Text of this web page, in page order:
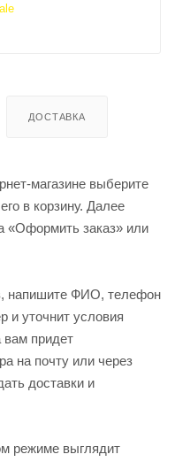
ДОСТАВКА
магазине выберите
в корзину. Далее
«Оформить заказ» или
напишите ФИО, телефон
и уточнит условия
вам придет
на почту или через
доставки и
режиме выглядит